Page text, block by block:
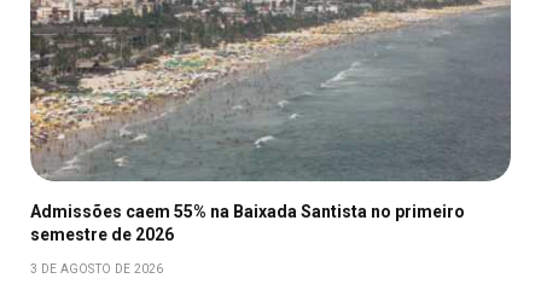
Admissões caem 55% na Baixada Santista no primeiro
semestre de 2026
3 DE AGOSTO DE 2026